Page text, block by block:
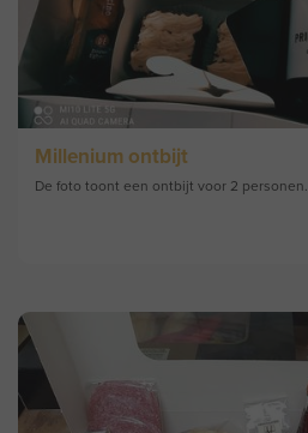
Millenium ontbijt
De foto toont een ontbijt voor 2 personen.